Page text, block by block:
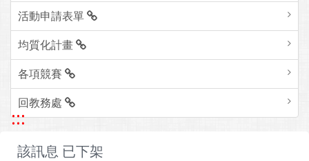
活動申請表單
均質化計畫
各項競賽
回教務處
:::
該訊息 已下架